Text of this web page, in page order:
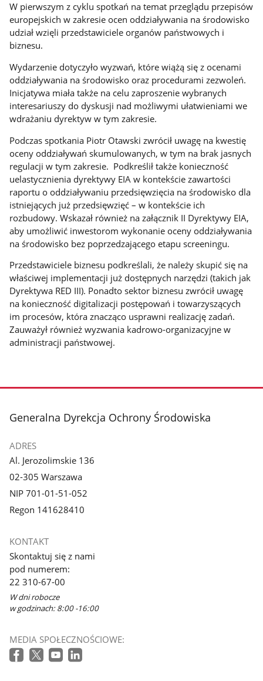
W pierwszym z cyklu spotkań na temat przeglądu przepisów
europejskich w zakresie ocen oddziaływania na środowisko
udział wzięli przedstawiciele organów państwowych i
biznesu.
Wydarzenie dotyczyło wyzwań, które wiążą się z ocenami
oddziaływania na środowisko oraz procedurami zezwoleń.
Inicjatywa miała także na celu zaproszenie wybranych
interesariuszy do dyskusji nad możliwymi ułatwieniami we
wdrażaniu dyrektyw w tym zakresie.
Podczas spotkania Piotr Otawski zwrócił uwagę na kwestię
oceny oddziaływań skumulowanych, w tym na brak jasnych
regulacji w tym zakresie. Podkreślił także konieczność
uelastycznienia dyrektywy EIA w kontekście zawartości
raportu o oddziaływaniu przedsięwzięcia na środowisko dla
istniejących już przedsięwzięć – w kontekście ich
rozbudowy. Wskazał również na załącznik II Dyrektywy EIA,
aby umożliwić inwestorom wykonanie oceny oddziaływania
na środowisko bez poprzedzającego etapu screeningu.
Przedstawiciele biznesu podkreślali, że należy skupić się na
właściwej implementacji już dostępnych narzędzi (takich jak
Dyrektywa RED III). Ponadto sektor biznesu zwrócił uwagę
na konieczność digitalizacji postępowań i towarzyszących
im procesów, która znacząco usprawni realizację zadań.
Zauważył również wyzwania kadrowo-organizacyjne w
administracji państwowej.
stopka
Generalna Dyrekcja Ochrony Środowiska
ADRES
Al. Jerozolimskie 136
02-305 Warszawa
NIP 701-01-51-052
Regon 141628410
KONTAKT
Skontaktuj się z nami
pod numerem:
22 310-67-00
W dni robocze
w godzinach: 8:00 -16:00
MEDIA SPOŁECZNOŚCIOWE: